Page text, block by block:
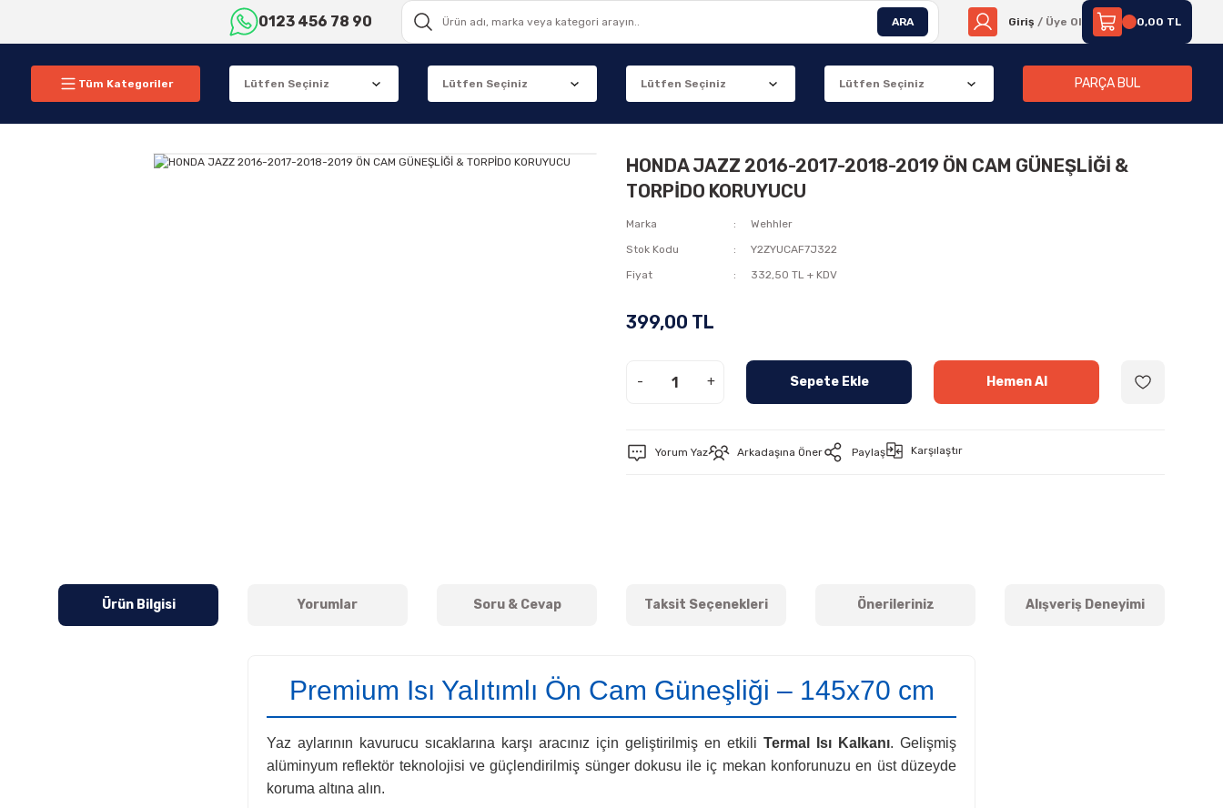
0123 456 78 90 ARA Giriş / Üye Ol 0,00 TL
Tüm Kategoriler PARÇA BUL
HONDA JAZZ 2016-2017-2018-2019 ÖN CAM GÜNEŞLİĞİ &
TORPİDO KORUYUCU
Marka
Wehhler
Stok Kodu
Y2ZYUCAF7J322
Fiyat
332,50 TL + KDV
399,00 TL
- + Sepete Ekle Hemen Al
Yorum Yaz Arkadaşına Öner Paylaş Karşılaştır
Ürün Bilgisi Yorumlar Soru & Cevap Taksit Seçenekleri Önerileriniz Alışveriş Deneyimi
Premium Isı Yalıtımlı Ön Cam Güneşliği – 145x70 cm
Yaz aylarının kavurucu sıcaklarına karşı aracınız için geliştirilmiş en etkili Termal Isı Kalkanı. Gelişmiş
alüminyum reflektör teknolojisi ve güçlendirilmiş sünger dokusu ile iç mekan konforunuzu en üst düzeyde
koruma altına alın.